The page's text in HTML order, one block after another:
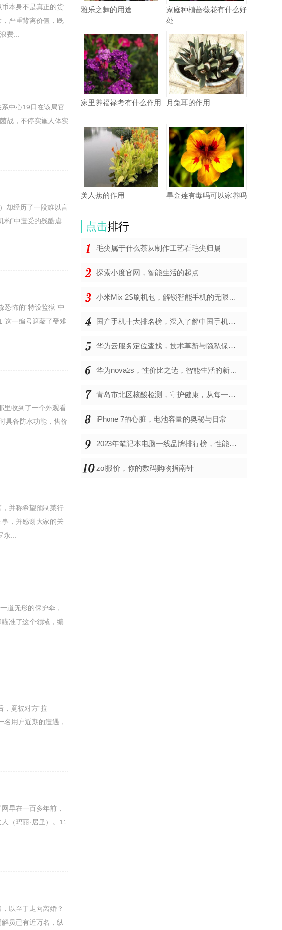
本身不是真正的货
严重背离价值，既
费...
中心19日在该局官
战，不停实施人体实
却经历了一段难以言
构”中遭受的残酷虐
怖的“特设监狱”中
这一编号遮蔽了受难
里收到了一个外观看
具备防水功能，售价
并称希望预制菜行
，并感谢大家的关
...
道无形的保护伞，
准了这个领域，编
，竟被对方“拉
用户近期的遭遇，
早在一百多年前，
（玛丽·居里）。11
以至于走向离婚？
员已有近万名，纵
雅乐之舞的用途
家庭种植蔷薇花有什么好
处
家里养福禄考有什么作用 月兔耳的作用
美人蕉的作用 旱金莲有毒吗可以家养吗
点击排行
毛尖属于什么茶从制作工艺看毛尖归属
探索小度官网，智能生活的起点
小米Mix 2S刷机包，解锁智能手机的无限可能
国产手机十大排名榜，深入了解中国手机市场的佼佼者
华为云服务定位查找，技术革新与隐私保护的双重奏
华为nova2s，性价比之选，智能生活的新伙伴
青岛市北区核酸检测，守护健康，从每一次检测开始
iPhone 7的心脏，电池容量的奥秘与日常
2023年笔记本电脑一线品牌排行榜，性能、创新与用户满意度的综合考量
zol报价，你的数码购物指南针